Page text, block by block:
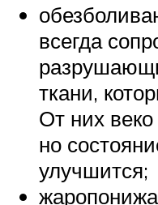
всегда
ткани,
От них
но
улучшится;